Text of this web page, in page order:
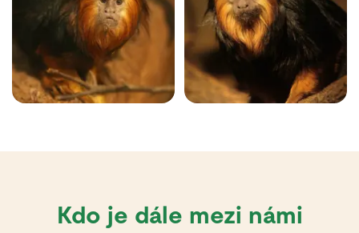
Kdo je dále mezi námi